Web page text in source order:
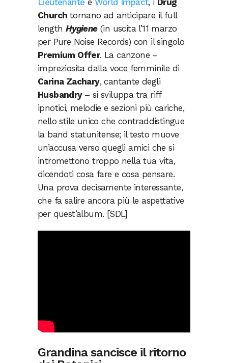
Church tornano ad anticipare il full
length Hygiene(in uscita l’11 marzo
per Pure Noise Records) con il singolo
Premium Offer. La canzone –
impreziosita dalla voce femminile di
Carina Zachary, cantante degli
Husbandry – si sviluppa tra riff
ipnotici, melodie e sezioni più cariche,
nello stile unico che contraddistingue
la band statunitense; il testo muove
un’accusa verso quegli amici che si
intromettono troppo nella tua vita,
dicendoti cosa fare e cosa pensare.
Una prova decisamente interessante,
che fa salire ancora più le aspettative
per quest’album. [SDL]
Grandina sancisce il ritorno